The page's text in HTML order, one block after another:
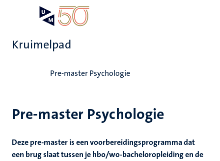
Kruimelpad
Pre-master Psychologie
Pre-master Psychologie
Deze pre-master is een voorbereidingsprogramma dat
een brug slaat tussen je hbo/wo-bacheloropleiding en de